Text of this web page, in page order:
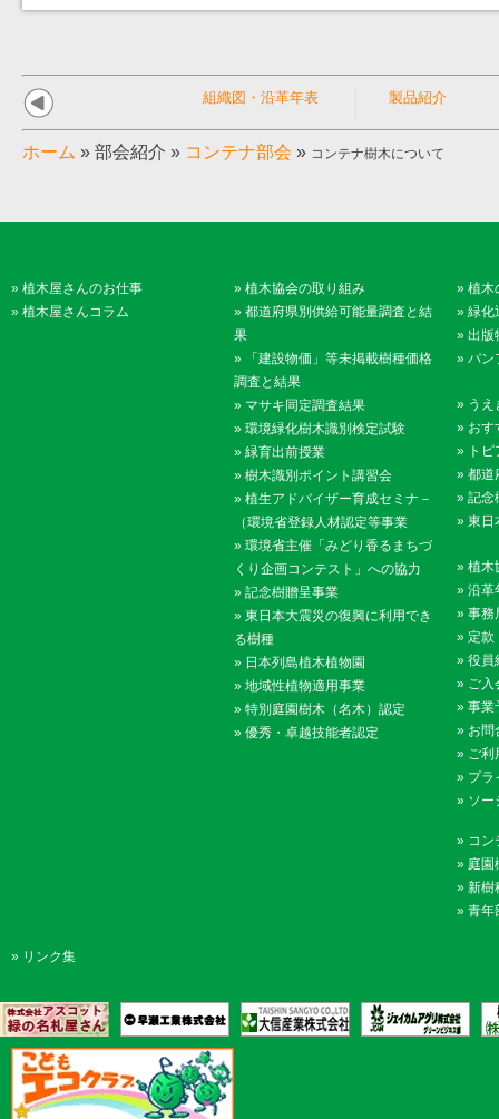
組織図・沿革年表 製品紹介
ホーム » 部会紹介 » コンテナ部会 » コンテナ樹木について
» 植木屋さんのお仕事
» 植木屋さんコラム
» 植木協会の取り組み
» 都道府県別供給可能量調査と結
果
»
「建設物価」等未掲載樹種価格
調査と結果
» マサキ同定調査結果
» 環境緑化樹木識別検定試験
» 緑育出前授業
» 樹木識別ポイント講習会
» 植生アドバイザー育成セミナ－
（環境省登録人材認定等事業
» 環境省主催「みどり香るまちづ
くり企画コンテスト」への協力
» 記念樹贈呈事業
» 東日本大震災の復興に利用でき
る樹種
» 日本列島植木植物園
» 地域性植物適用事業
» 特別庭園樹木（名木）認定
» 優秀・卓越技能者認定
» 植木
» 緑化
» 出版
» パン
» うえ
» おす
» ト
» 都道
» 記念
» 東日
» 植木
» 沿革
» 事務
» 定款
» 役員
» ご入
» 事業
» お問
» ご利
» プラ
» ソー
» コン
» 庭園
» 新樹
» 青年
» リンク集